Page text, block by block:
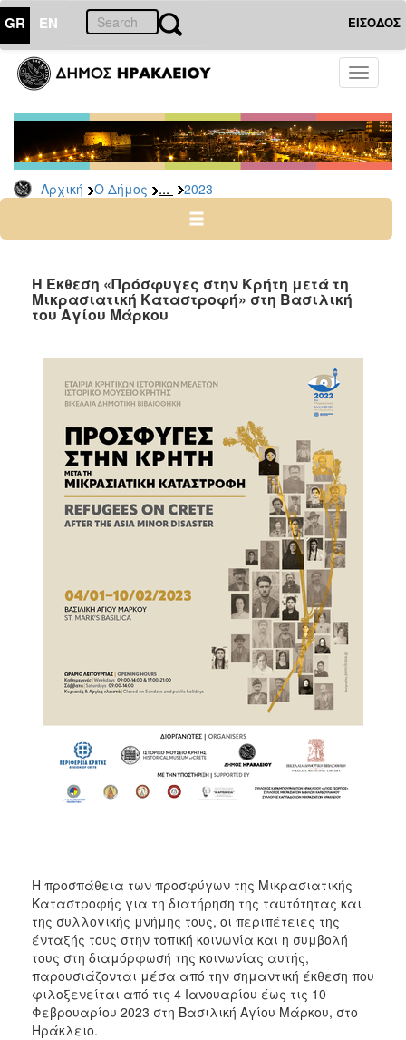
GR EN ΕΙΣΟΔΟΣ
Toggle
Αρχική Ο Δήμος ... 2023
ΔΗΜΟΣ
Δελτία
Τύπου
Αρχείο
2026
2024
2022
2021
2020
2019
2018
2017
2016
2015
2013
2010
2006
ΤΟΠΟΣ
ΠΟΛΙΤΙΣΜΟΣ
Η Έκθεση «Πρόσφυγες στην Κρήτη μετά τη
Μικρασιατική Καταστροφή» στη Βασιλική
του Αγίου Μάρκου
Η προσπάθεια των προσφύγων της Μικρασιατικής
Καταστροφής για τη διατήρηση της ταυτότητας και
της συλλογικής μνήμης τους, οι περιπέτειες της
ένταξής τους στην τοπική κοινωνία και η συμβολή
τους στη διαμόρφωσή της κοινωνίας αυτής,
παρουσιάζονται μέσα από την σημαντική έκθεση που
φιλοξενείται από τις 4 Ιανουαρίου έως τις 10
Φεβρουαρίου 2023 στη Βασιλική Αγίου Μάρκου, στο
Ηράκλειο.